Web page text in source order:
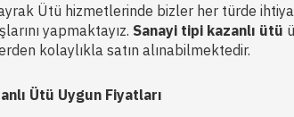
Ütü hizmetlerinde bizler her türde
yapmaktayız. Sanayi tipi kazanlı ütü
kolaylıkla satın alınabilmektedir.
Ütü Uygun Fiyatları